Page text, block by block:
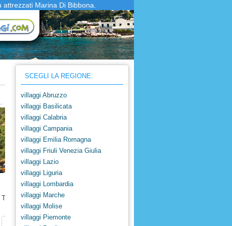
Marina Di Bibbona.
Gitavillage Talamone
Talamone
SCEGLI LA REGIONE:
villaggi Abruzzo
villaggi Basilicata
villaggi Calabria
villaggi Campania
villaggi Emilia Romagna
villaggi Friuli Venezia Giulia
villaggi Lazio
villaggi Liguria
villaggi Lombardia
villaggi Marche
villaggi Molise
villaggi Piemonte